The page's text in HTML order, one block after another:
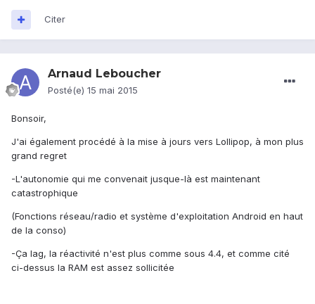
Citer
Arnaud Leboucher
Posté(e) 15 mai 2015
Bonsoir,
J'ai également procédé à la mise à jours vers Lollipop, à mon plus
grand regret
-L'autonomie qui me convenait jusque-là est maintenant
catastrophique
(Fonctions réseau/radio et système d'exploitation Android en haut
de la conso)
-Ça lag, la réactivité n'est plus comme sous 4.4, et comme cité
ci-dessus la RAM est assez sollicitée